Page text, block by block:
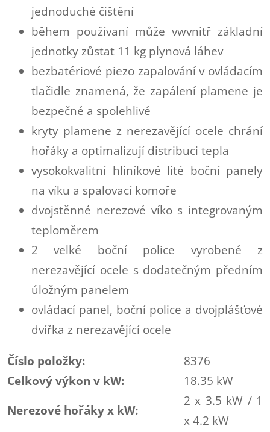
jednoduché čištění
během používaní může vwvnitř základní
jednotky zůstat 11 kg plynová láhev
bezbatériové piezo zapalování v ovládacím
tlačidle znamená, že zapálení plamene je
bezpečné a spolehlivé
kryty plamene z nerezavějící ocele chrání
hořáky a optimalizují distribuci tepla
vysokokvalitní hliníkové lité boční panely
na víku a spalovací komoře
dvojstěnné nerezové víko s integrovaným
teploměrem
2 velké boční police vyrobené z
nerezavějící ocele s dodatečným předním
úložným panelem
ovládací panel, boční police a dvojplášťové
dvířka z nerezavějící ocele
Číslo položky:
8376
Celkový výkon v kW:
18.35 kW
Nerezové hořáky x kW:
2 x 3.5 kW / 1
x 4.2 kW